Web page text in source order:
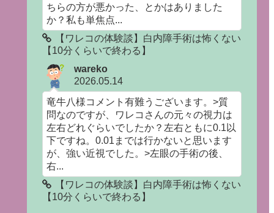
ちらの方が悪かった、とかはありました
か？私も単焦点...
【ワレコの体験談】白内障手術は怖くない
【10分くらいで終わる】
wareko
2026.05.14
竜牛八様コメント有難うございます。>質
問なのですが、ワレコさんの元々の視力は
左右どれぐらいでしたか？左右ともに0.1以
下ですね。0.01までは行かないと思います
が、強い近視でした。>左眼の手術の後、
右...
【ワレコの体験談】白内障手術は怖くない
【10分くらいで終わる】